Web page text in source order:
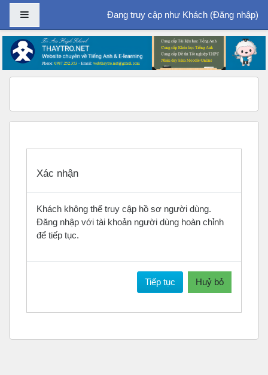
Chuyển tới nội dung chính
Bảng điều khiển cạnhĐang truy cập như Khách (Đăng nhập)
Xác nhận
Khách không thể truy cập hồ sơ người dùng.
Đăng nhập với tài khoản người dùng hoàn chỉnh
để tiếp tục.
Tiếp tục Huỷ bỏ